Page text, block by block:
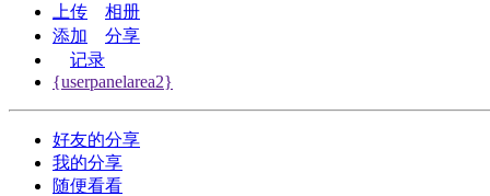
上传
相册
添加
分享
记录
{userpanelarea2}
好友的分享
我的分享
随便看看